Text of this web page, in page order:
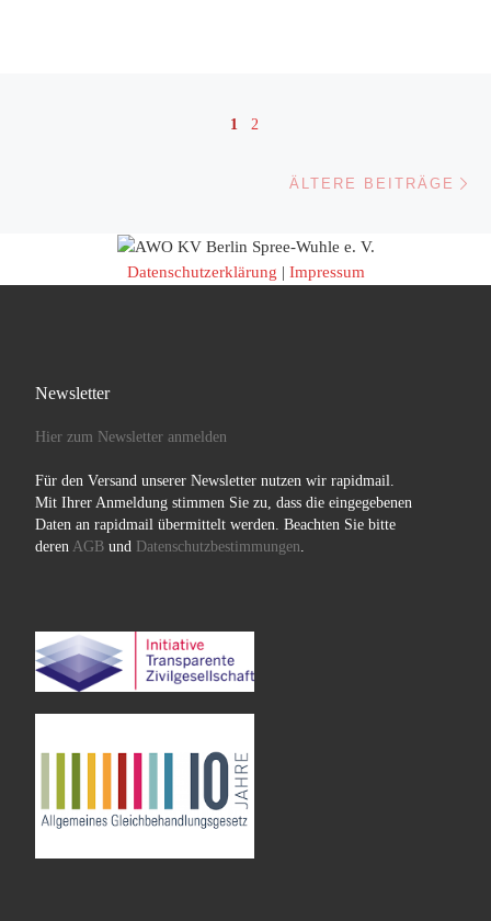
Beitragsnavigation
1 2
ÄLTERE BEITRÄGE
Datenschutzerklärung | Impressum
Newsletter
Hier zum Newsletter anmelden
Für den Versand unserer Newsletter nutzen wir rapidmail.
Mit Ihrer Anmeldung stimmen Sie zu, dass die eingegebenen
Daten an rapidmail übermittelt werden. Beachten Sie bitte
deren AGBund Datenschutzbestimmungen